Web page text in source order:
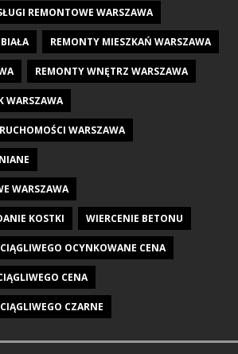
REMONTOWE WARSZAWA
REMONTY MIESZKAŃ WARSZAWA
REMONTY WNĘTRZ WARSZAWA
WARSZAWA
WARSZAWA
WARSZAWA
KOSTKI WIERCENIE BETONU
OCYNKOWANE CENA
CENA
CZARNE